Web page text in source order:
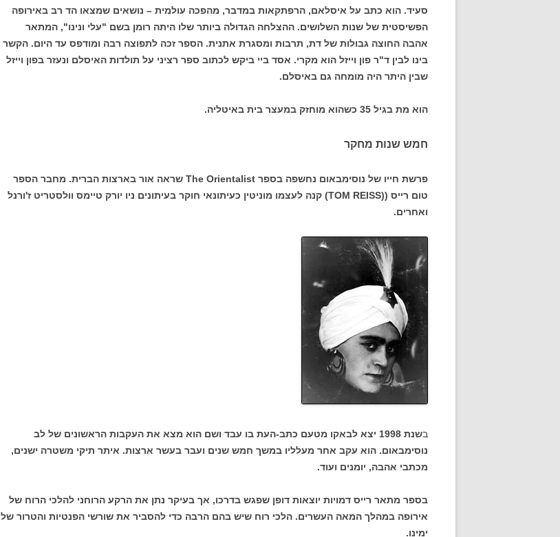
סעיד. הוא כתב על איסלאם, הרפתקאות במדבר, מהפכה עולמית – נושאים שמצאו הד רב באירופה
הפשיסטית של שנות השלושים. ההצלחה הגדולה ביותר שלו היתה רומן בשם "עלי ונינו", המתאר
אהבה החוצה גבולות של דת, תרבות ומסגרת אתנית. הספר זכה לתפוצה רבה ומודפס עד היום. הקשר
בינו לבין ד"ר פון וייזל הוא מקרי. אסד ביי ביקש לכתוב ספר רציני על תולדות האיסלם ונעזר בפון וייזל
שבין היתר היה מומחה גם באיסלם.
הוא מת בגיל 35 כשהוא מוחזק במעצר בית באיטליה.
חמש שנות מחקר
פרשת חייו של נוסימבאום נחשפה בספר The Orientalist שראה אור בארצות הברית. מחבר הספר
טום רייס ((TOM REISS) קנה לעצמו מוניטין כעיתונאי חוקר בעיתונים ניו יורק טיימס וולסטריט ז'ורנל
ואחרים.
ב
שנת 1998 יצא לבאקו מטעם כתב-העת בו עבד ושם הוא מצא את העקבות הראשונים של לב
נוסימבאום. הוא עקב אחר מעלליו במשך חמש שנים ועבר בעשר ארצות. איתר תיקי משטרה ישנים,
מכתבי אהבה, יומנים ועוד.
בספר מתאר רייס דמויות יוצאות דופן שפגש בדרכו, אך בעיקר נתן את הרקע הרוחני להלכי הרוח של
אירופה במהלך המאה העשרים. הלכי רוח שיש בהם הרבה כדי להסביר את שורשי הפנטיות והטרור של
ימינו.